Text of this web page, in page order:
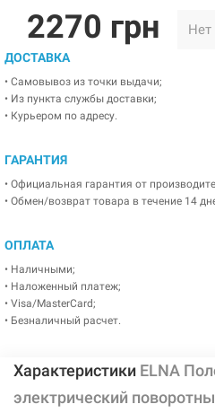
2270 грн Нет
ДОСТАВКА
• Самовывоз из точки выдачи;
• Из пункта службы доставки;
• Курьером по адресу.
ГАРАНТИЯ
• Официальная гарантия от
• Обмен/возврат товара в течение 14
ОПЛАТА
• Наличными;
• Наложенный платеж;
• Visa/MasterCard;
• Безналичный расчет.
Характеристики ELNA
электрический